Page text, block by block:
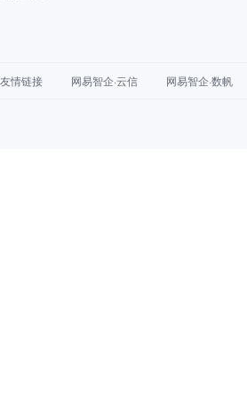
友情链接 网易智企·云信 网易智企·数帆